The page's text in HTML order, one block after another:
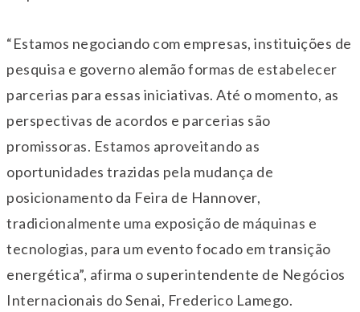
“Estamos negociando com empresas, instituições de
pesquisa e governo alemão formas de estabelecer
parcerias para essas iniciativas. Até o momento, as
perspectivas de acordos e parcerias são
promissoras. Estamos aproveitando as
oportunidades trazidas pela mudança de
posicionamento da Feira de Hannover,
tradicionalmente uma exposição de máquinas e
tecnologias, para um evento focado em transição
energética”, afirma o superintendente de Negócios
Internacionais do Senai, Frederico Lamego.